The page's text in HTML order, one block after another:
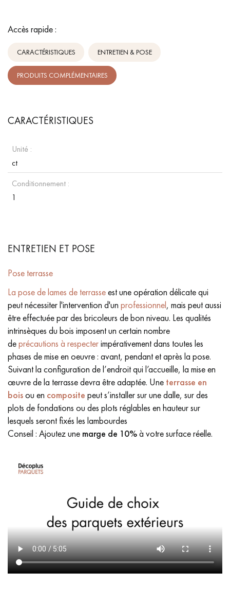
Accès rapide :
CARACTÉRISTIQUES ENTRETIEN & POSE
PRODUITS COMPLÉMENTAIRES
CARACTÉRISTIQUES
Unité :
ct
Conditionnement :
1
ENTRETIEN ET POSE
Pose terrasse
La pose de lames de terrasseest une opération délicate qui
peut nécessiter l'intervention d'un professionnel, mais peut aussi
être effectuée par des bricoleurs de bon niveau. Les qualités
intrinsèques du bois imposent un certain nombre
deprécautions à respecterimpérativement dans toutes les
phases de mise en oeuvre : avant, pendant et après la pose.
Suivant la configuration de l’endroit qui l’accueille, la mise en
œuvre de la terrasse devra être adaptée. Une terrasse en
boisou en composite peut s’installer sur une dalle, sur des
plots de fondations ou des plots réglables en hauteur sur
lesquels seront fixés les lambourdes
Conseil : Ajoutez une marge de 10%à votre surface réelle.